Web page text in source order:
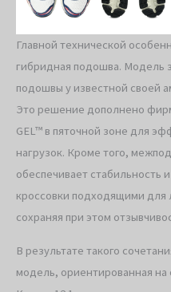
Главной технической
гибридная подошва. Модель
подошвы у известной своей
Это решение дополнено
GEL™ в пяточной зоне для
нагрузок. Кроме того,
обеспечивает стабильность
кроссовки подходящими
сохраняя при этом
В результате такого
модель, ориентированная на